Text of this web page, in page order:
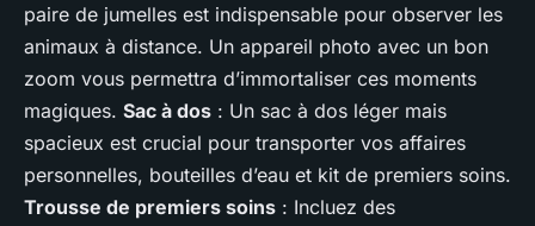
paire de jumelles est indispensable pour observer les
animaux à distance. Un appareil photo avec un bon
zoom vous permettra d’immortaliser ces moments
magiques. Sac à dos : Un sac à dos léger mais
spacieux est crucial pour transporter vos affaires
personnelles, bouteilles d’eau et kit de premiers soins.
Trousse de premiers soins : Incluez des